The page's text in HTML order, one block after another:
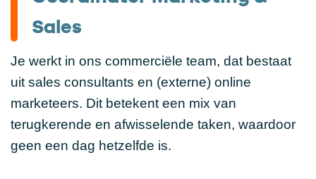
Sales
Je werkt in ons commerciële team, dat bestaat
uit sales consultants en (externe) online
marketeers. Dit betekent een mix van
terugkerende en afwisselende taken, waardoor
geen een dag hetzelfde is.